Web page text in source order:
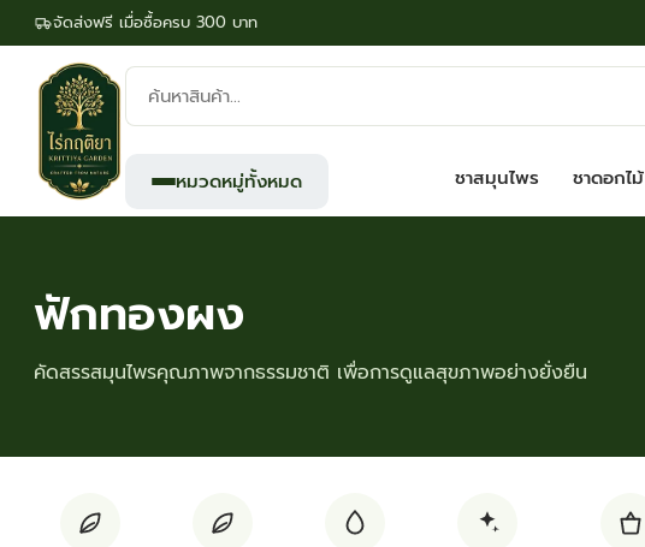
จัดส่งฟรี เมื่อซื้อครบ 300 บาท
ค้นหา
สินค้า:
หมวดหมู่ทั้งหมด ชาสมุนไพร ชาดอกไม้
ฟักทองผง
คัดสรรสมุนไพรคุณภาพจากธรรมชาติ เพื่อการดูแลสุขภาพอย่างยั่งยืน